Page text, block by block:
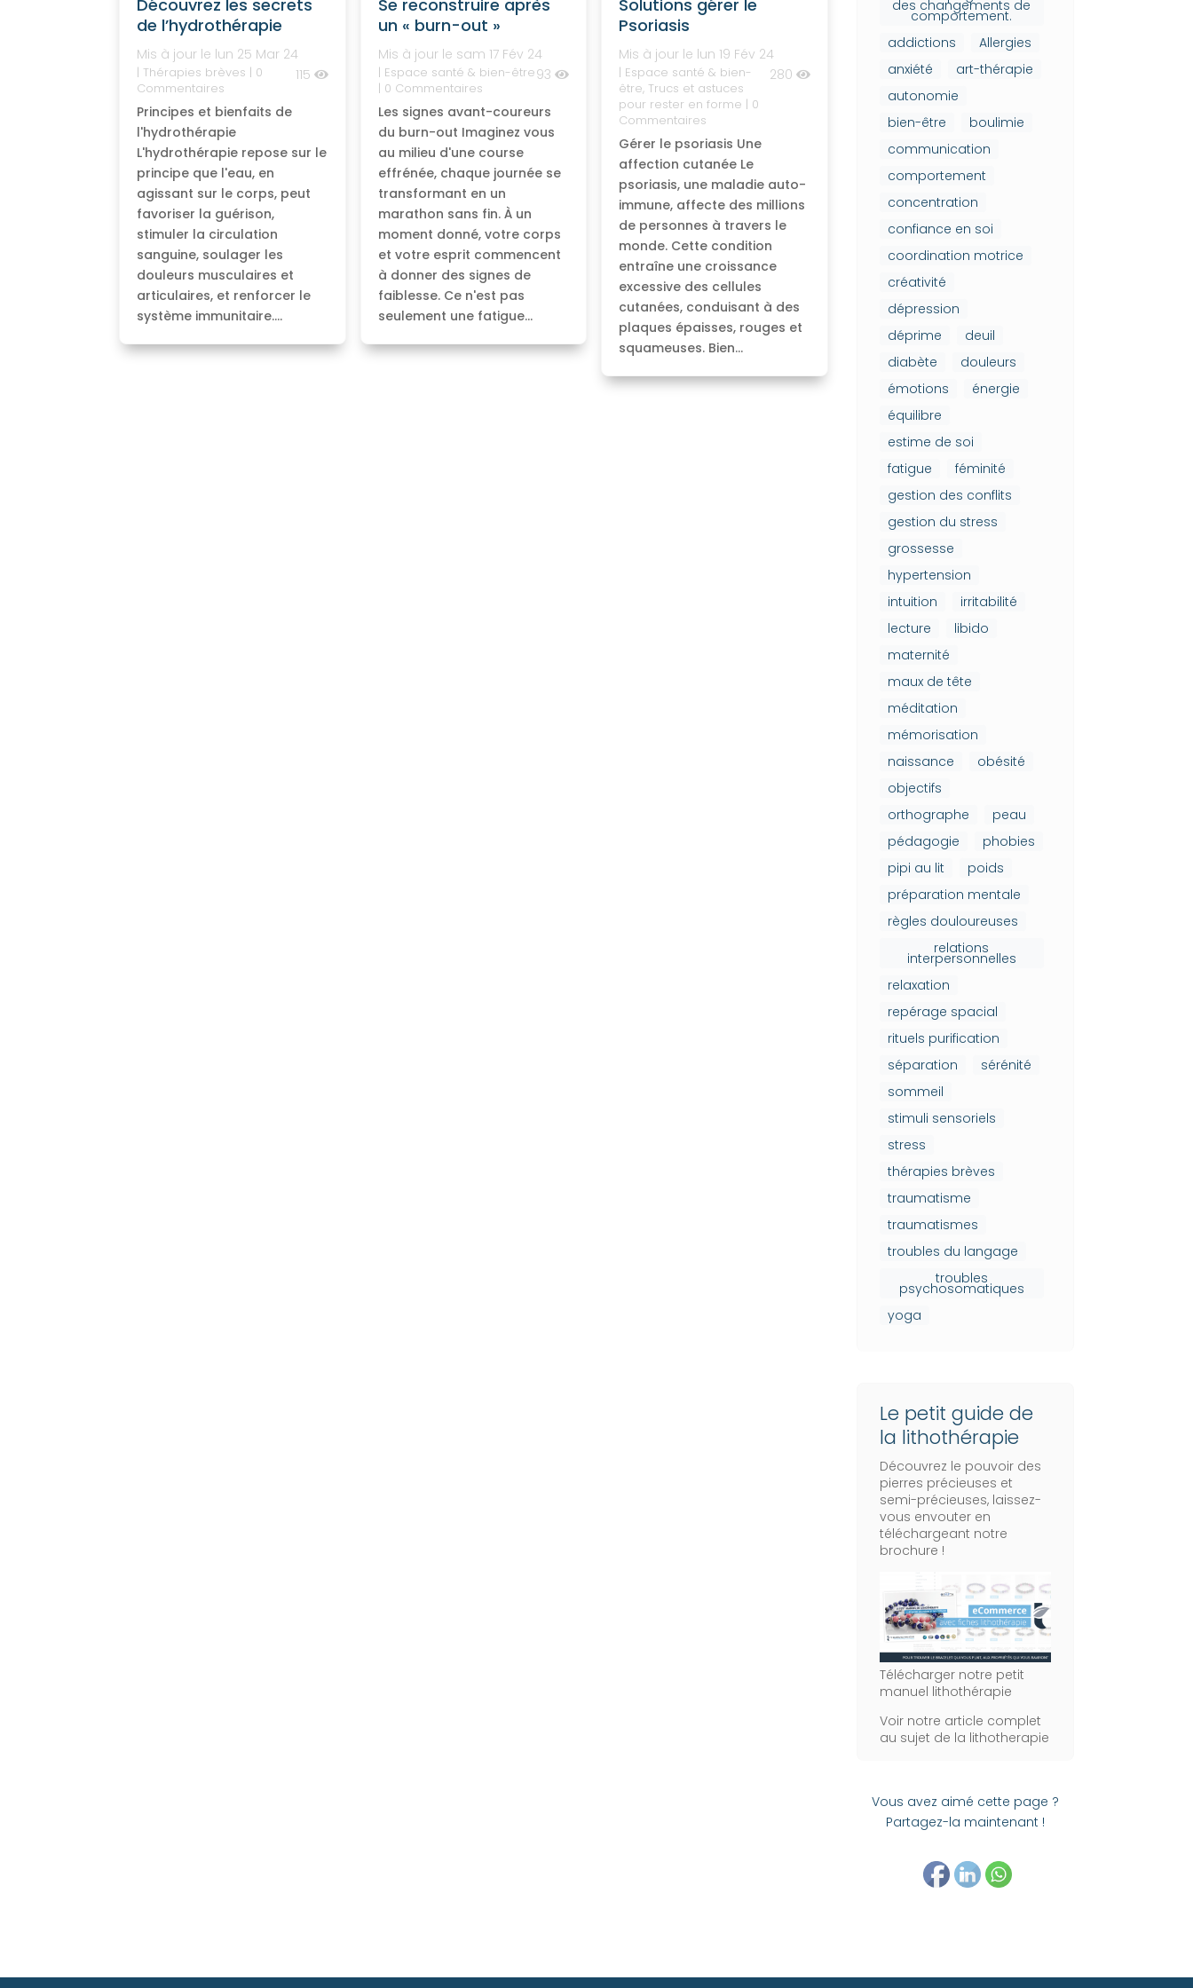
Découvrez les secrets
de l’hydrothérapie
Mis à jour le lun 25 Mar 24
115
| Thérapies brèves | 0
Commentaires
Principes et bienfaits de
l'hydrothérapie
L'hydrothérapie repose sur le
principe que l'eau, en
agissant sur le corps, peut
favoriser la guérison,
stimuler la circulation
sanguine, soulager les
douleurs musculaires et
articulaires, et renforcer le
système immunitaire....
Se reconstruire après
un « burn-out »
Mis à jour le sam 17 Fév 24
93
| Espace santé & bien-être
| 0 Commentaires
Les signes avant-coureurs
du burn-out Imaginez vous
au milieu d'une course
effrénée, chaque journée se
transformant en un
marathon sans fin. À un
moment donné, votre corps
et votre esprit commencent
à donner des signes de
faiblesse. Ce n'est pas
seulement une fatigue...
Solutions gérer le
Psoriasis
Mis à jour le lun 19 Fév 24
280
| Espace santé & bien-
être, Trucs et astuces
pour rester en forme | 0
Commentaires
Gérer le psoriasis Une
affection cutanée Le
psoriasis, une maladie auto-
immune, affecte des millions
de personnes à travers le
monde. Cette condition
entraîne une croissance
excessive des cellules
cutanées, conduisant à des
plaques épaisses, rouges et
squameuses. Bien...
des changements de
comportement.
addictions
Allergies
anxiété
art-thérapie
autonomie
bien-être
boulimie
communication
comportement
concentration
confiance en soi
coordination motrice
créativité
dépression
déprime
deuil
diabète
douleurs
émotions
énergie
équilibre
estime de soi
fatigue
féminité
gestion des conflits
gestion du stress
grossesse
hypertension
intuition
irritabilité
lecture
libido
maternité
maux de tête
méditation
mémorisation
naissance
obésité
objectifs
orthographe
peau
pédagogie
phobies
pipi au lit
poids
préparation mentale
règles douloureuses
relations
interpersonnelles
relaxation
repérage spacial
rituels purification
séparation
sérénité
sommeil
stimuli sensoriels
stress
thérapies brèves
traumatisme
traumatismes
troubles du langage
troubles
psychosomatiques
yoga
Le petit guide de
la lithothérapie
Découvrez le pouvoir des
pierres précieuses et
semi-précieuses, laissez-
vous envouter en
téléchargeant notre
brochure !
Télécharger notre petit
manuel lithothérapie
Voir notre article complet
au sujet de la lithotherapie
Vous avez aimé cette page ?
Partagez-la maintenant !